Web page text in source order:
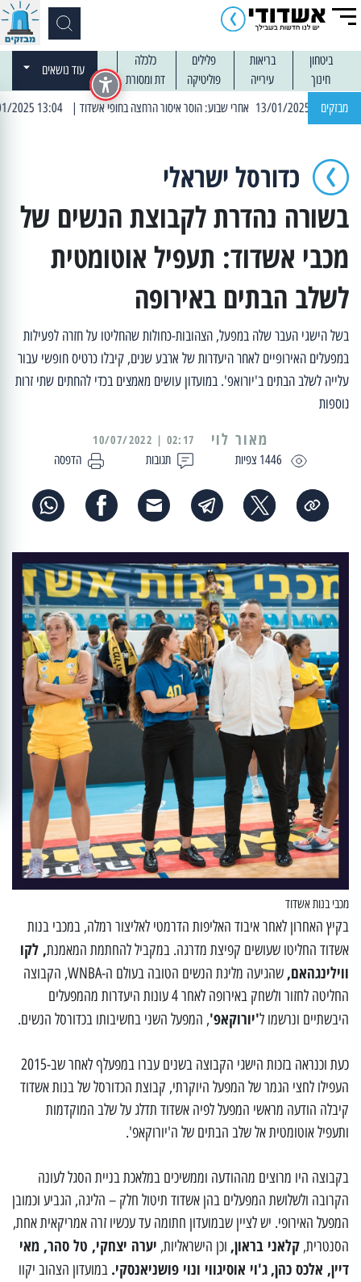
ביטחון בריאות פלילים
כלכלה
חינוך
עירייה פוליטיקה דת ומסורת
עוד נושאים
מבזקים | 13:04 14/01/2025 עובדים בלילות: עבודות קרצוף וריבוד אספלט
כדורסל ישראלי
בשורה נהדרת לקבוצת הנשים של
מכבי אשדוד: תעפיל אוטומטית
לשלב הבתים באירופה
בשל הישגי העבר שלה במפעל, הצהובות-כחולות שהחליטו על חזרה לפעילות
במפעלים האירופיים לאחר היעדרות של ארבע שנים, קיבלו כרטיס חופשי עבור
עלייה לשלב הבתים ב'יורואפ'. במועדון עושים מאמצים בכדי להחתים שתי זרות
נוספות
1446 צפיות תגובות הדפסה
מאור לוי 02:17 | 10/07/2022
מכבי בנות אשדוד
בקיץ האחרון לאחר איבוד האליפות הדרמטי לאליצור רמלה, במכבי בנות
אשדוד החליטו שעושים קפיצת מדרגה. במקביל להחתמת המאמנת, לקו
ווילינגהאם,
שהגיעה מליגת הנשים הטובה בעולם ה-WNBA, הקבוצה
החליטה לחזור ולשחק באירופה לאחר 4 עונות היעדרות מהמפעלים
היבשתיים ונרשמו ל'יורוקאפ', המפעל השני בחשיבותו בכדורסל הנשים.
כעת וכנראה בזכות הישגי הקבוצה בשנים עברו במפעלף לאחר שב-2015
העפילו לחצי הגמר של המפעל היוקרתי, קבוצת הכדורסל של בנות אשדוד
קיבלה הודעה מראשי המפעל לפיה אשדוד תדלג על שלב המוקדמות
ותעפיל אוטומטית אל שלב הבתים של ה'יורוקאפ'.
בקבוצה היו מרוצים מההודעה וממשיכים במלאכת בניית הסגל לעונה
הקרובה ולשלושת המפעלים בהן אשדוד תיטול חלק – הליגה, הגביע וכמובן
המפעל האירופי. יש לציין שבמועדון חתומה עד עכשיו זרה אמריקאית אחת,
הסנטרית, קלאני בראון, וכן הישראליות, יערה יצחקי, טל סהר, מאי
דיין, אלכס כהן,ג'וי אוסיגווי ונוי פושניאנסקי. במועדון הצהוב יקוו